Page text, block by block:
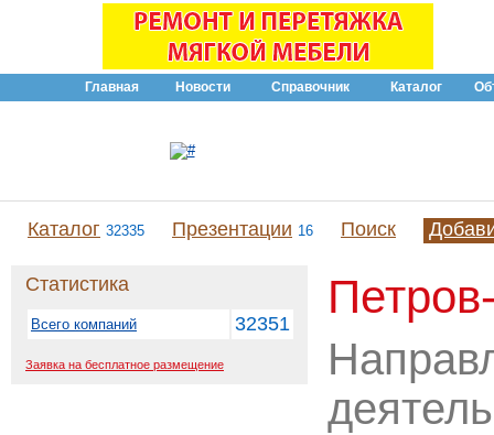
Главная Новости Справочник Каталог
Каталог 32335 Презентации 16 Поиск
Статистика
Всего компаний 32351
Заявка на бесплатное размещение